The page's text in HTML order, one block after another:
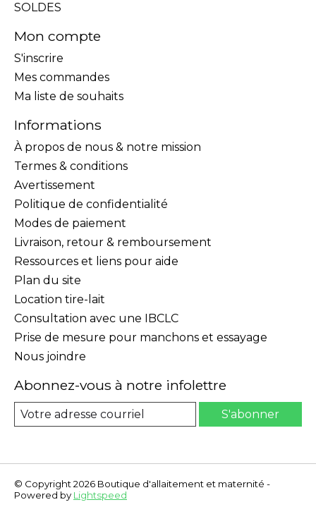
SOLDES
Mon compte
S'inscrire
Mes commandes
Ma liste de souhaits
Informations
À propos de nous & notre mission
Termes & conditions
Avertissement
Politique de confidentialité
Modes de paiement
Livraison, retour & remboursement
Ressources et liens pour aide
Plan du site
Location tire-lait
Consultation avec une IBCLC
Prise de mesure pour manchons et essayage
Nous joindre
Abonnez-vous à notre infolettre
S'abonner
© Copyright 2026 Boutique d'allaitement et maternité -
Powered by Lightspeed